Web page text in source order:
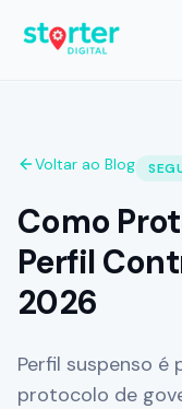
SERVIÇOS
Gestor Google Meu
Auditoria Google
SEO Local
Planos e
Voltar ao Blog
Como
Perfil
2026
Perfil suspenso é
protocolo de